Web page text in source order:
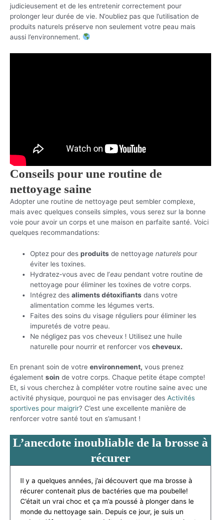
judicieusement et de les entretenir correctement pour
prolonger leur durée de vie. N’oubliez pas que l’utilisation de
produits naturels préserve non seulement votre peau mais
aussi l’environnement.
Conseils pour une routine de
nettoyage saine
Adopter une routine de nettoyage peut sembler complexe,
mais avec quelques conseils simples, vous serez sur la bonne
voie pour avoir un corps et une maison en parfaite santé. Voici
quelques recommandations:
Optez pour desproduits de nettoyagenaturels pour
éviter les toxines.
Hydratez-vous avec de l’eau pendant votre routine de
nettoyage pour éliminer les toxines de votre corps.
Intégrez desaliments détoxifiants dans votre
alimentation comme les légumes verts.
Faites des soins du visage réguliers pour éliminer les
impuretés de votre peau.
Ne négligez pas vos cheveux ! Utilisez une huile
naturelle pour nourrir et renforcer voscheveux.
En prenant soin de votre environnement, vous prenez
également soin de votre corps. Chaque petite étape compte!
Et, si vous cherchez à compléter votre routine saine avec une
activité physique, pourquoi ne pas envisager des Activités
sportives pour maigrir? C’est une excellente manière de
renforcer votre santé tout en s’amusant !
L’anecdote inoubliable de la brosse à
récurer
Il y a quelques années, j’ai découvert que ma brosse à
récurer contenait plus de bactéries que ma poubelle!
C’était un vrai choc et ça m’a poussé à plonger dans le
monde du nettoyage sain. Depuis ce jour, je suis un